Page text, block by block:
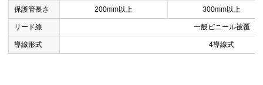
保護管長さ 200mm以上 300mm以上
リード線 一般ビニール被覆
導線形式 4導線式